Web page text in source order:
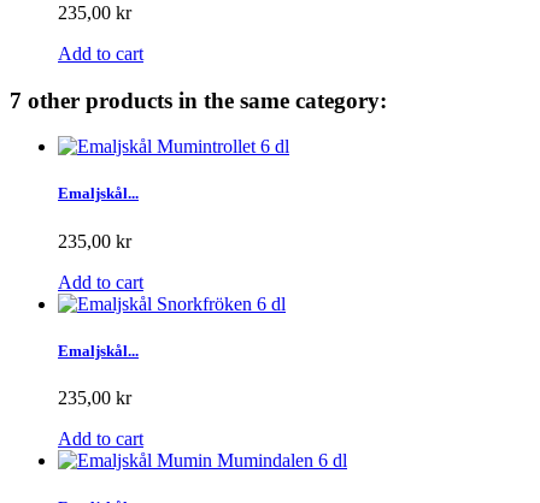
235,00 kr
Add to cart
7 other products in the same category:
Emaljskål...
235,00 kr
Add to cart
Emaljskål...
235,00 kr
Add to cart